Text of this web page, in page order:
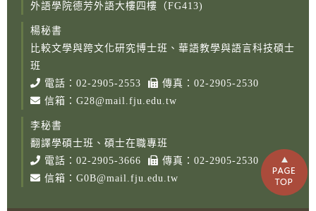
外語學院德芳外語大樓四樓（FG413)
楊秘書
比較文學與跨文化研究博士班、華語教學與語言科技碩士
班
電話： 02-2905-2553
傳真：02-2905-2530
信箱： G28@mail.fju.edu.tw
李秘書
翻譯學碩士班、碩士在職專班
電話： 02-2905-3666
傳真：02-2905-2530
信箱： G0B@mail.fju.edu.tw